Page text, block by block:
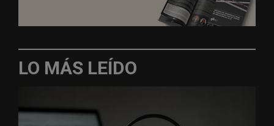
LO MÁS LEÍDO